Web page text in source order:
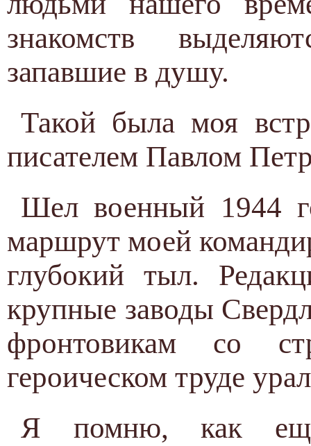
знакомств
запавшие в душу.
Такой была моя
писателем Павлом
Шел военный 1944
маршрут моей
глубокий тыл.
крупные заводы
фронтовикам со
героическом труде
Я помню, как